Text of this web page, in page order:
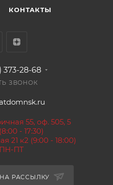
КОНТАКТЫ
373-28-68
ЗВОНОК
55, оф. 505, 5
- 17:30)
21 к2 (9:00 - 18:00)
ПН-ПТ
РАССЫЛКУ